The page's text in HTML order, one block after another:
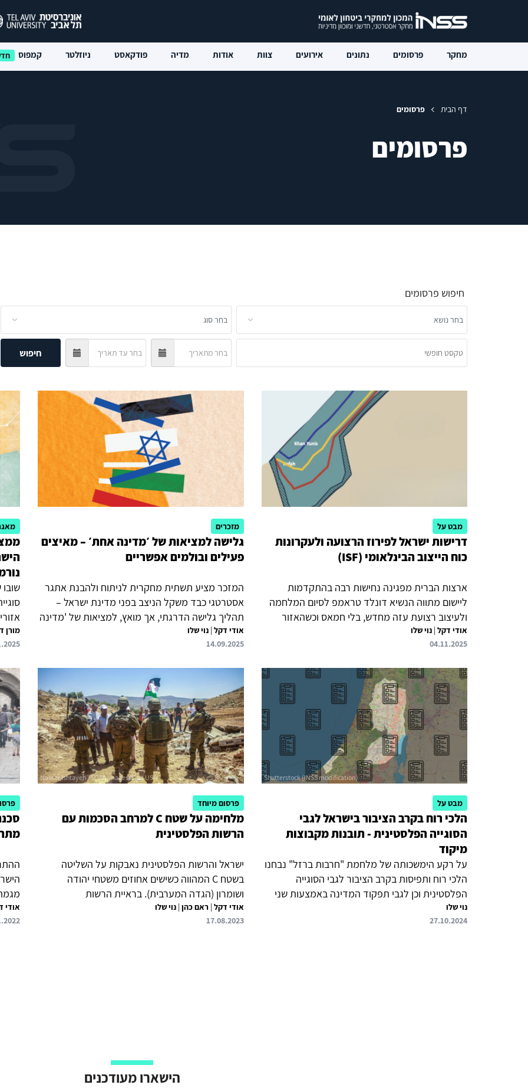
מחקר פרסומים נתונים אירועים צוות אודות מדיה פודקאסט ניוזלטר קמפוס
דף הבית פרסומים
פרסומים
חיפוש פרסומים
חיפוש
מבט על
דרישות ישראל לפירוז הרצועה ולעקרונות
כוח הייצוב הבינלאומי (ISF)
ארצות הברית מפגינה נחישות רבה בהתקדמות
ליישום מתווה הנשיא דונלד טראמפ לסיום המלחמה
ולעיצוב רצועת עזה מחדש, בלי חמאס וכשהאזור
מפורז מיכולות צבא וטרור. הפער בין היעד האסטרטגי
לבין אתגרי היישום מצביע על כך שהצלחת המתווה
הדוק עם ישראל, ושכנוע אמריקאי את מדינות ערב
המתונות להתערבות פעילה בייצוב, פירוז ושיקום
רצועת עזה. אשר לכוח הייצוב הבינלאומי המתגבש
(ISF), על ישראל לעמוד על כך שיפעל בהתאם
ליעדים מוכווני ביצוע, החל מייצוב ראשוני, דרך תהליך
פירוק מנשק ועד העברת השליטה לרשות
הפלסטינית, לאחר שזו...
אודי דקל | נוי שלו
04.11.2025
מזכרים
גלישה למציאות של ׳מדינה אחת׳ – מאיצים
פעילים ובולמים אפשריים
המזכר מציע תשתית מחקרית לניתוח ולהבנת אתגר
אסטרטגי כבד משקל הניצב בפני מדינת ישראל –
תהליך גלישה הדרגתי, אך מואץ, למציאות של 'מדינה
אחת' בין הירדן לים – מצב שצפוי לפגוע קשות בחזון
הציוני של מדינה יהודית, דמוקרטית, בטוחה
הפוליטית, הביטחונית, הכלכלית, החברתית
והמשפטית, ובסיוע שיטת הערכה המבוססת על
חוכמת מומחים ממגוון תחומים נבחנים הגורמים
המרכזיים הדוחפים את ישראל לעבר מודל של מדינה
אחת, ובכלל זה קריסת רעיון שתי המדינות,
התערערות תפקודה של הרשות הפלסטינית, הרחבת
ההתנחלויות, סיפוח זוחל של שטחי...
אודי דקל |נוי שלו
14.09.2025
מורן
מבט על
הלכי רוח בקרב הציבור בישראל לגבי
הסוגייה הפלסטינית - תובנות מקבוצות
מיקוד
על רקע הימשכותה של מלחמת "חרבות ברזל" נבחנו
הלכי רוח ותפיסות בקרב הציבור לגבי הסוגייה
הפלסטינית וכן לגבי תפקוד המדינה באמצעות שני
סבבים של קבוצות מיקוד שנערכו על ידי המכון
למחקרי ביטחון לאומי. התובנות העיקריות הן: בעוד
נוי שלו
27.10.2024
פרסום מיוחד
מלחימה על שטח C למרחב הסכמות עם
הרשות הפלסטינית
ישראל והרשות הפלסטינית נאבקות על השליטה
בשטח C המהווה כשישים אחוזים משטחי יהודה
ושומרון (הגדה המערבית). בראיית הרשות
הפלסטינית, שטח C מיועד להוות חלק מרכזי וחיוני
של המדינה הפלסטינית שתקום (מרחבים חקלאיים,
אודי דקל |ראם כהן |נוי שלו
17.08.2023
אודי
הישארו מעודכנים